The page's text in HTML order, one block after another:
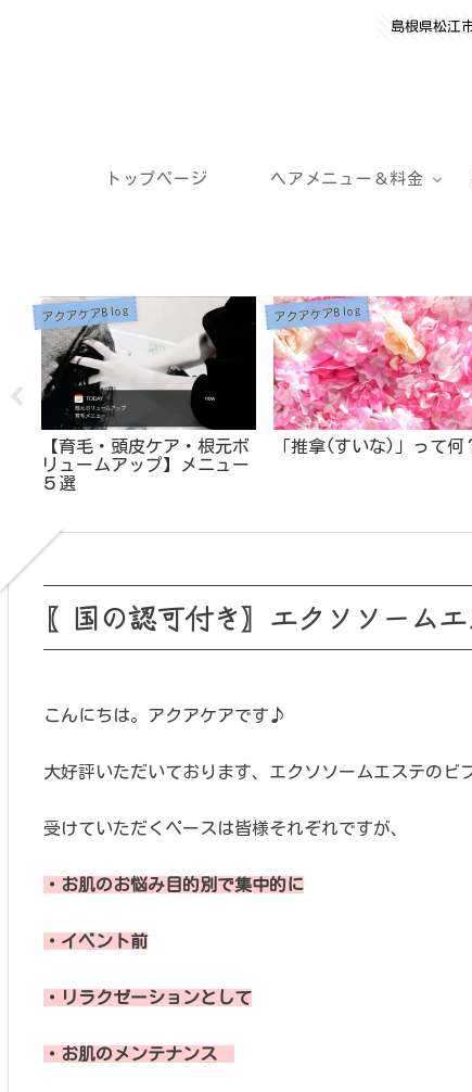
島根県松江
トップページ ヘアメニュー＆料金
アクアケアBlog
【育毛・頭皮ケア・根元ボ
リュームアップ】メニュー
５選
アクアケアBlog
「推拿(すいな)」って何
〖国の認可付き〗エクソソーム
こんにちは。アクアケアです♪
大好評いただいております、エクソソームエステのビ
受けていただくペースは皆様それぞれですが、
・お肌のお悩み目的別で集中的に
・イベント前
・リラクゼーションとして
・お肌のメンテナンス